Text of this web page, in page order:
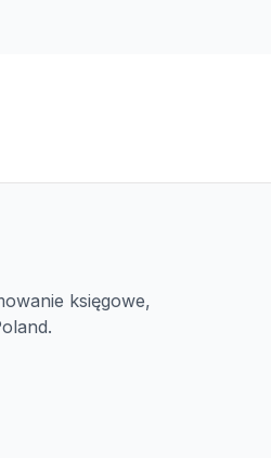
księgowe,